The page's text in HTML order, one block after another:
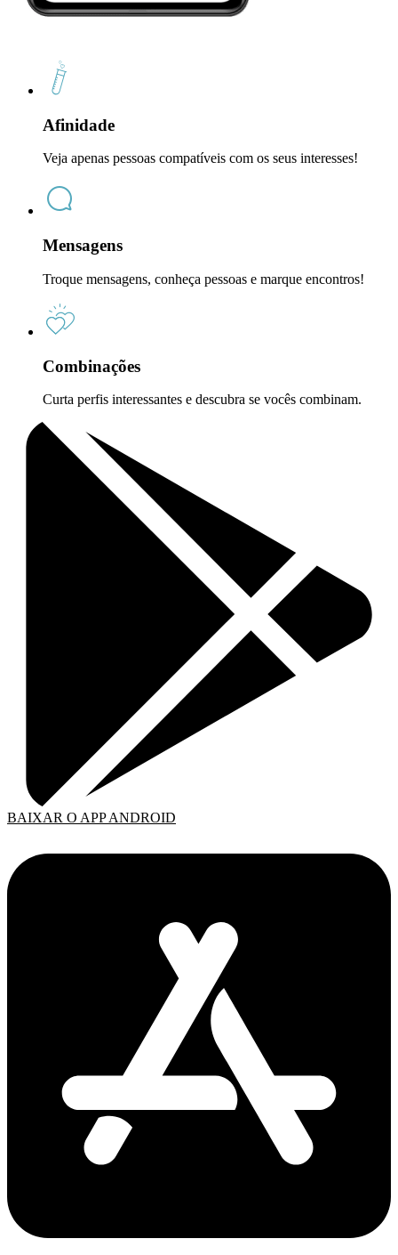
Afinidade
Veja apenas pessoas compatíveis com os seus interesses!
Mensagens
Troque mensagens, conheça pessoas e marque encontros!
Combinações
Curta perfis interessantes e descubra se vocês combinam.
BAIXAR O APP ANDROID